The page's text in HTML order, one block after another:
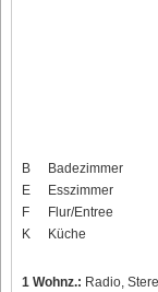
B
Badezimmer
E
Esszimmer
F
Flur/Entree
K
Küche
1 Wohnz.: Radio,